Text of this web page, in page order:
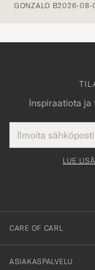
GONZALO B2026-08-
Inspiraatiota ja
tieto
Tack
för
dig
till
vårt
nyhetsbrev!
LUE
CARE OF CARL
ASIAKASPALVELU